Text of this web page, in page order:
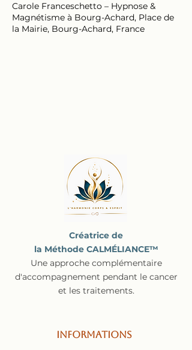
Carole Franceschetto – Hypnose &
Magnétisme à Bourg-Achard, Place de
la Mairie, Bourg-Achard, France
Créatrice de
la Méthode CALMÉLIANCE™
Une approche complémentaire
d'accompagnement pendant le cancer
et les traitements.
Informations